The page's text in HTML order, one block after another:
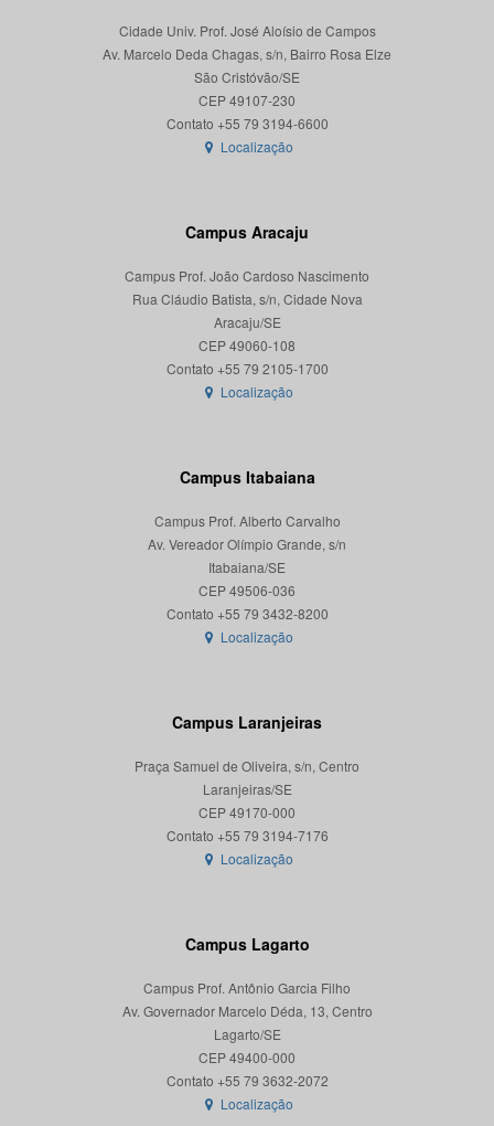
Cidade Univ. Prof. José Aloísio de Campos
Av. Marcelo Deda Chagas, s/n, Bairro Rosa Elze
São Cristóvão/SE
CEP 49107-230
Localização
Campus Aracaju
Campus Prof. João Cardoso Nascimento
Rua Cláudio Batista, s/n, Cidade Nova
Aracaju/SE
CEP 49060-108
Localização
Campus Itabaiana
Campus Prof. Alberto Carvalho
Av. Vereador Olímpio Grande, s/n
Itabaiana/SE
CEP 49506-036
Localização
Campus Laranjeiras
Praça Samuel de Oliveira, s/n, Centro
Laranjeiras/SE
CEP 49170-000
Localização
Campus Lagarto
Campus Prof. Antônio Garcia Filho
Av. Governador Marcelo Déda, 13, Centro
Lagarto/SE
CEP 49400-000
Localização